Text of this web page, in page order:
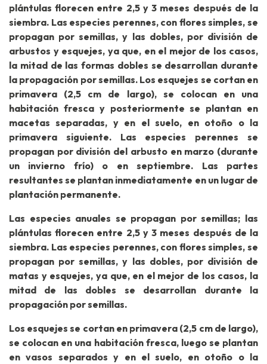
plántulas florecen entre 2,5 y 3 meses después de la
siembra. Las especies perennes, con flores simples, se
propagan por semillas, y las dobles, por división de
arbustos y esquejes, ya que, en el mejor de los casos,
la mitad de las formas dobles se desarrollan durante
la propagación por semillas. Los esquejes se cortan en
primavera (2,5 cm de largo), se colocan en una
habitación fresca y posteriormente se plantan en
macetas separadas, y en el suelo, en otoño o la
primavera siguiente. Las especies perennes se
propagan por división del arbusto en marzo (durante
un invierno frío) o en septiembre. Las partes
resultantes se plantan inmediatamente en un lugar de
plantación permanente.
Las especies anuales se propagan por semillas; las
plántulas florecen entre 2,5 y 3 meses después de la
siembra. Las especies perennes, con flores simples, se
propagan por semillas, y las dobles, por división de
matas y esquejes, ya que, en el mejor de los casos, la
mitad de las dobles se desarrollan durante la
propagación por semillas.
Los esquejes se cortan en primavera (2,5 cm de largo),
se colocan en una habitación fresca, luego se plantan
en vasos separados y en el suelo, en otoño o la